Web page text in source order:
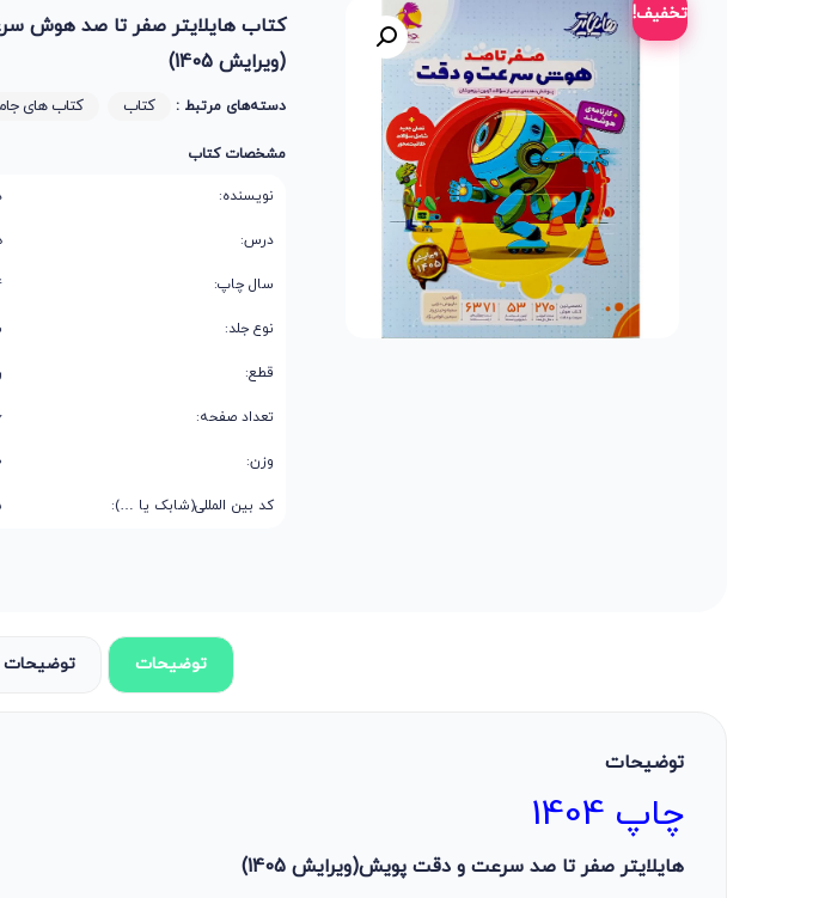
تخفیف!
کتاب هایلایتر صفر تا صد
(ویرایش 1405)
دسته‌های مرتبط : کتاب کتاب های
مشخصات کتاب
نویسنده:
درس:
سال چاپ:
نوع جلد:
قطع:
تعداد صفحه:
وزن:
کد بین المللی(شابک یا …):
توضیحات توضیحات
توضیحات
چاپ 1404
هایلایتر صفر تا صد سرعت و دقت پویش(ویرایش 1405)